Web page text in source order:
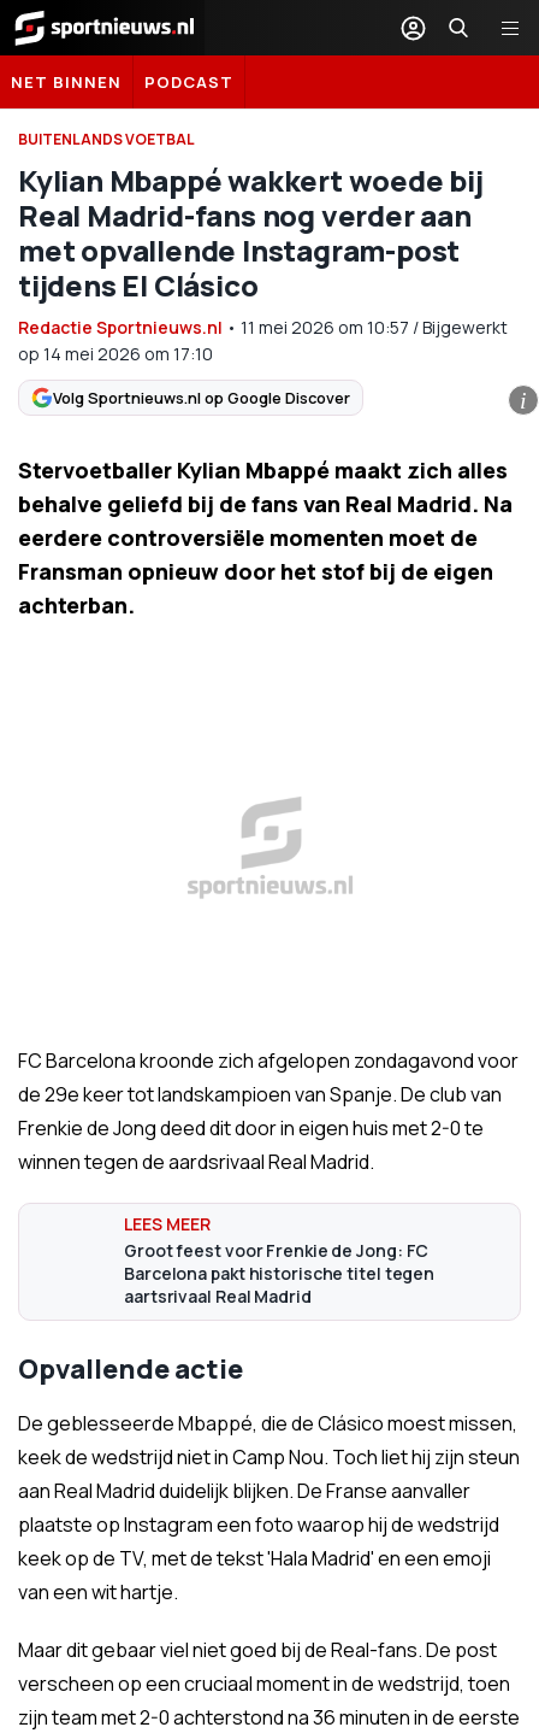
Sportnieuws.nl
NET BINNEN PODCAST
BUITENLANDS VOETBAL
Kylian Mbappé wakkert woede bij
Real Madrid-fans nog verder aan
met opvallende Instagram-post
tijdens El Clásico
Redactie Sportnieuws.nl • 11 mei 2026 om 10:57 /Bijgewerkt
op 14 mei 2026 om 17:10
Volg Sportnieuws.nl op Google Discover i
Stervoetballer Kylian Mbappé maakt zich alles
behalve geliefd bij de fans van Real Madrid. Na
eerdere controversiële momenten moet de
Fransman opnieuw door het stof bij de eigen
achterban.
FC Barcelona kroonde zich afgelopen zondagavond voor
de 29e keer tot landskampioen van Spanje. De club van
Frenkie de Jong deed dit door in eigen huis met 2-0 te
winnen tegen de aardsrivaal Real Madrid.
Groot feest voor Frenkie de Jong: FC
Barcelona pakt historische titel tegen
aartsrivaal Real Madrid
Opvallende actie
De geblesseerde Mbappé, die de Clásico moest missen,
keek de wedstrijd niet in Camp Nou. Toch liet hij zijn steun
aan Real Madrid duidelijk blijken. De Franse aanvaller
plaatste op Instagram een foto waarop hij de wedstrijd
keek op de TV, met de tekst 'Hala Madrid' en een emoji
van een wit hartje.
Maar dit gebaar viel niet goed bij de Real-fans. De post
verscheen op een cruciaal moment in de wedstrijd, toen
zijn team met 2-0 achterstond na 36 minuten in de eerste